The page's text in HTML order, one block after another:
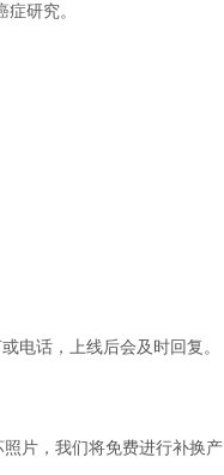
研究。
电话，上线后会及时回复。
片，我们将免费进行补换产